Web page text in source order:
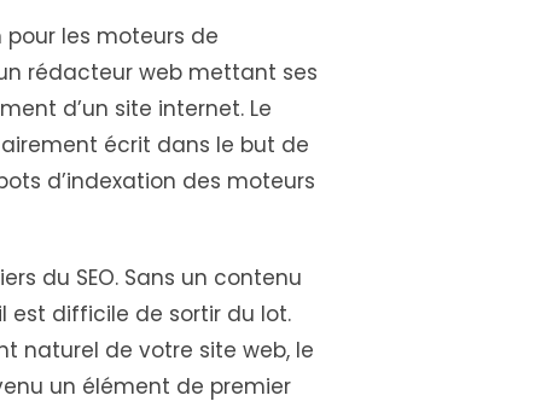
pour les moteurs de
rédacteur web mettant ses
d’un site internet. Le
écrit dans le but de
d’indexation des moteurs
du SEO. Sans un contenu
est difficile de sortir du lot.
naturel de votre site web, le
un élément de premier